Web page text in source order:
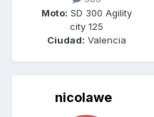
Moto: SD 300 Agility
city 125
Ciudad: Valencia
nicolawe